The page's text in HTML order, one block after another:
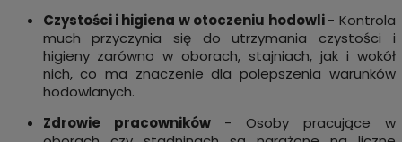
Czystości i higiena w otoczeniu hodowli- Kontrola
much przyczynia się do utrzymania czystości i
higieny zarówno w oborach, stajniach, jak i wokół
nich, co ma znaczenie dla polepszenia warunków
hodowlanych.
Zdrowie pracowników - Osoby pracujące w